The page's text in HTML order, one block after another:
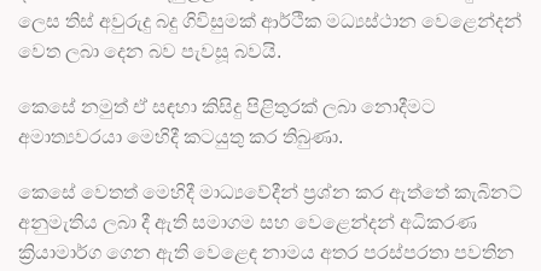
ලෙස තිස් අවුරුදු බදු ගිවිසුමක් ආර්ථික මධ්‍යස්ථාන වෙළෙන්දන්
වෙත ලබා දෙන බව පැවසූ බවයි.
කෙසේ නමුත් ඒ සඳහා කිසිදු පිළිතුරක් ලබා නොදීමට
අමාත්‍යවරයා මෙහිදී කටයුතු කර තිබුණා.
කෙසේ වෙතත් මෙහිදී මාධ්‍යවේදීන් ප්‍රශ්න කර ඇත්තේ කැබිනට්
අනුමැතිය ලබා දී ඇති සමාගම සහ වෙළෙන්දන් අධිකරණ
ක්‍රියාමාර්ග ගෙන ඇති වෙළෙඳ නාමය අතර පරස්පරතා පවතින